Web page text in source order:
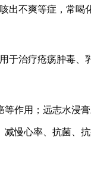
不爽等症，常喝
于治疗疮疡肿毒、
作用；远志水浸
慢心率、抗菌、抗